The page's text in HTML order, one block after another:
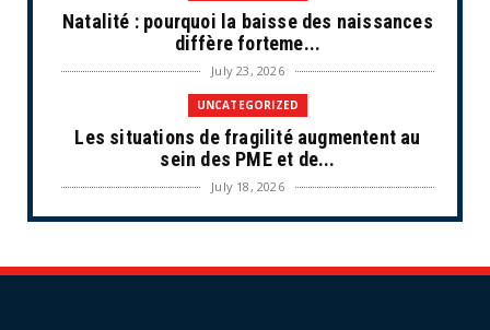
Natalité : pourquoi la baisse des naissances
diffère forteme...
July 23, 2026
UNCATEGORIZED
Les situations de fragilité augmentent au
sein des PME et de...
July 18, 2026
ECONOMIE
coup de pression syn...